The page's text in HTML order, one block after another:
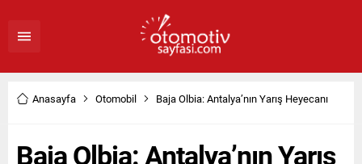
Anasayfa Otomobil Baja Olbia: Antalya’nın Yarış Heyecanı
Baja Olbia: Antalya’nın Yarış